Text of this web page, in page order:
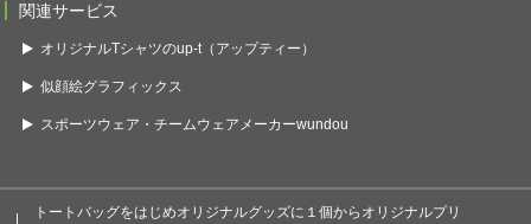
関連サービス
オリジナルTシャツのup-t（アップティー）
似顔絵グラフィックス
スポーツウェア・チームウェアメーカーwundou
トートバッグをはじめオリジナルグッズに１個からオリジナルプリ